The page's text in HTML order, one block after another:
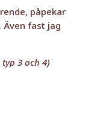
påpekar
fast jag
3 och 4)